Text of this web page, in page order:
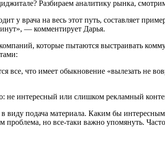
у врача на весь этот путь, составляет
— комментирует Дарья.
которые пытаются выстраивать
все, что имеет обыкновение «вылезать не
не интересный или слишком рекламный
в виду подача материала. Каким бы
проблема, но все-таки важно упомянуть.